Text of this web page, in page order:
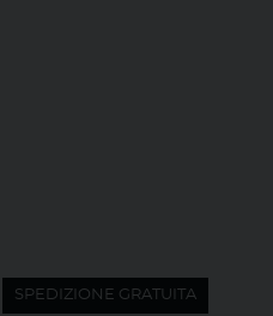
SPEDIZIONE GRATUITA